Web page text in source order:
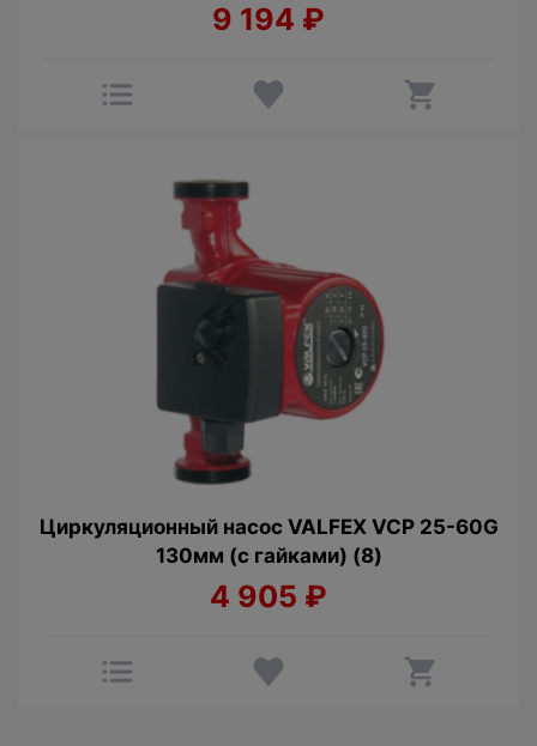
9 194 ₽
Циркуляционный насос VALFEX VCP 25-60G
130мм (с гайками) (8)
4 905 ₽